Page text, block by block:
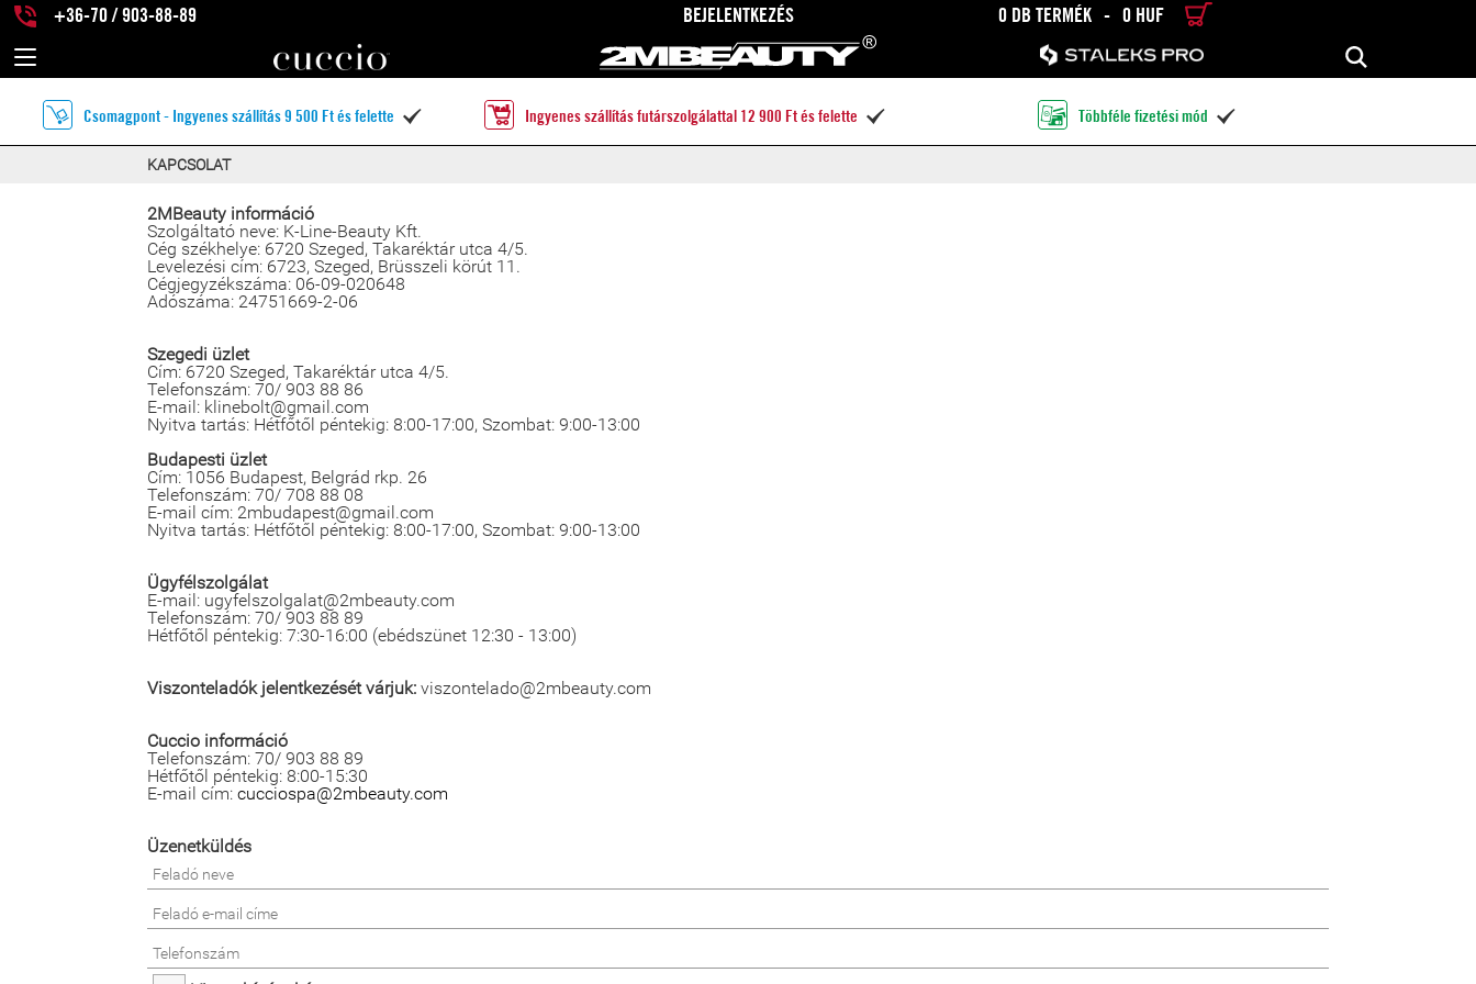
+36-70 / 903-88-89 BEJELENTKEZÉS 0 DB TERMÉK - 0 HUF
RÉSZLETES KERESÉS KERESÉS
Csomagpont - Ingyenes szállítás 9 500 Ft és felette  Ingyenes szállítás futárszolgálattal 12 900 Ft és felette  Többféle fizetési mód 
KAPCSOLAT
2MBeauty információ
Szolgáltató neve: K-Line-Beauty Kft.
Cég székhelye: 6720 Szeged, Takaréktár utca 4/5.
Levelezési cím: 6723, Szeged, Brüsszeli körút 11.
Cégjegyzékszáma: 06-09-020648
Adószáma: 24751669-2-06
Szegedi üzlet
Cím: 6720 Szeged, Takaréktár utca 4/5.
Telefonszám: 70/ 903 88 86
E-mail: klinebolt@gmail.com
Nyitva tartás: Hétfőtől péntekig: 8:00-17:00, Szombat: 9:00-13:00
Budapesti üzlet
Cím: 1056 Budapest, Belgrád rkp. 26
Telefonszám: 70/ 708 88 08
E-mail cím: 2mbudapest@gmail.com
Nyitva tartás: Hétfőtől péntekig: 8:00-17:00, Szombat: 9:00-13:00
Ügyfélszolgálat
E-mail: ugyfelszolgalat@2mbeauty.com
Telefonszám: 70/ 903 88 89
Hétfőtől péntekig: 7:30-16:00 (ebédszünet 12:30 - 13:00)
Viszonteladók jelentkezését várjuk: viszontelado@2mbeauty.com
Cuccio információ
Telefonszám: 70/ 903 88 89
Hétfőtől péntekig: 8:00-15:30
E-mail cím:cucciospa@2mbeauty.com
Üzenetküldés